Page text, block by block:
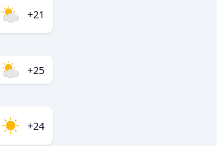
+21
+25
+24